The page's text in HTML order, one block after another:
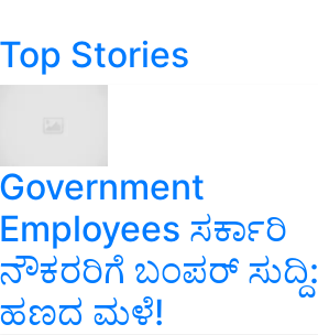
Top Stories
Government
Employees ಸರ್ಕಾರಿ
ನೌಕರರಿಗೆ ಬಂಪರ್‌ ಸುದ್ದಿ:
ಹಣದ ಮಳೆ!